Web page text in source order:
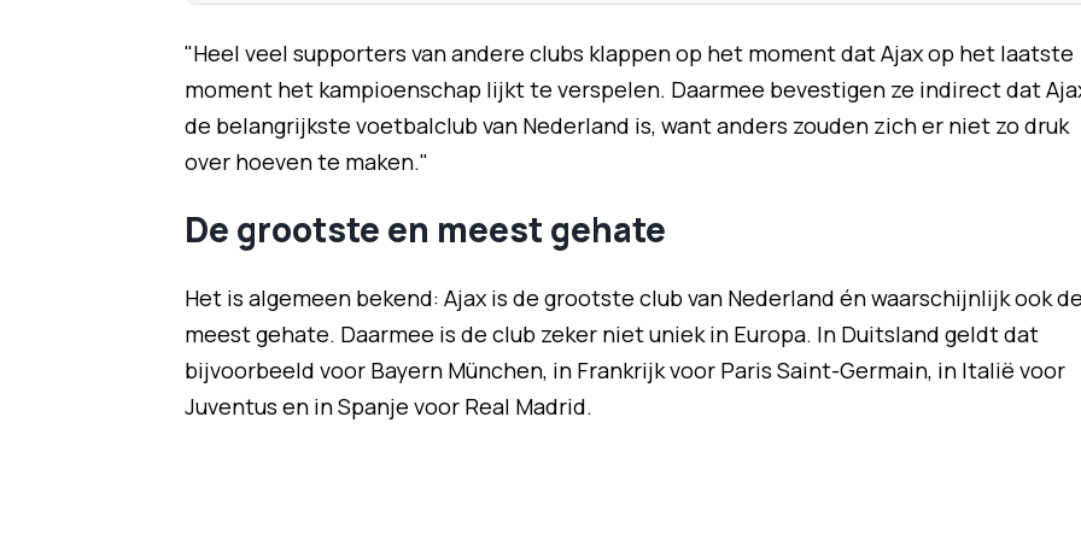
"Heel veel supporters van andere clubs klappen op het moment dat Ajax op het laatste
moment het kampioenschap lijkt te verspelen. Daarmee bevestigen ze indirect dat
de belangrijkste voetbalclub van Nederland is, want anders zouden zich er niet zo druk
over hoeven te maken."
De grootste en meest gehate
Het is algemeen bekend: Ajax is de grootste club van Nederland én waarschijnlijk ook
meest gehate. Daarmee is de club zeker niet uniek in Europa. In Duitsland geldt dat
bijvoorbeeld voor Bayern München, in Frankrijk voor Paris Saint-Germain, in Italië voor
Juventus en in Spanje voor Real Madrid.